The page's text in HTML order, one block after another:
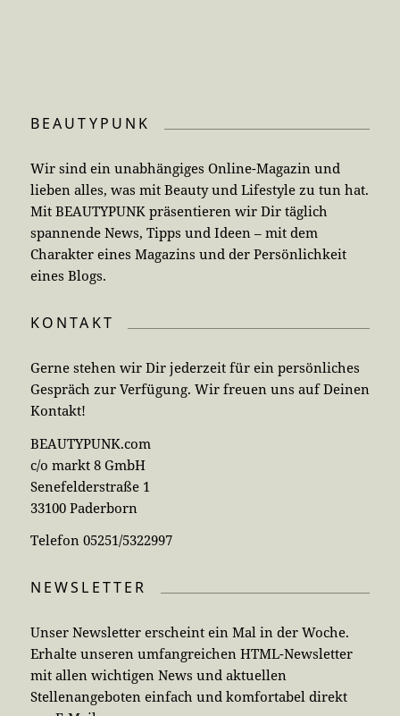
BEAUTYPUNK
Wir sind ein unabhängiges Online-Magazin und
lieben alles, was mit Beauty und Lifestyle zu tun hat.
Mit BEAUTYPUNK präsentieren wir Dir täglich
spannende News, Tipps und Ideen – mit dem
Charakter eines Magazins und der Persönlichkeit
eines Blogs.
KONTAKT
Gerne stehen wir Dir jederzeit für ein persönliches
Gespräch zur Verfügung. Wir freuen uns auf Deinen
Kontakt!
BEAUTYPUNK.com
c/o markt 8 GmbH
Senefelderstraße 1
33100 Paderborn
Telefon 05251/5322997
NEWSLETTER
Unser Newsletter erscheint ein Mal in der Woche.
Erhalte unseren umfangreichen HTML-Newsletter
mit allen wichtigen News und aktuellen
Stellenangeboten einfach und komfortabel direkt